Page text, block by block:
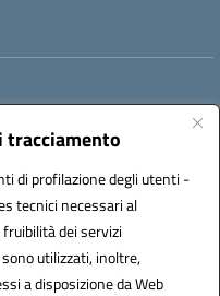
di profilazione degli utenti -
tecnici necessari al
dei servizi
utilizzati, inoltre,
a disposizione da Web
(IPA): istsc_RMIC86500P